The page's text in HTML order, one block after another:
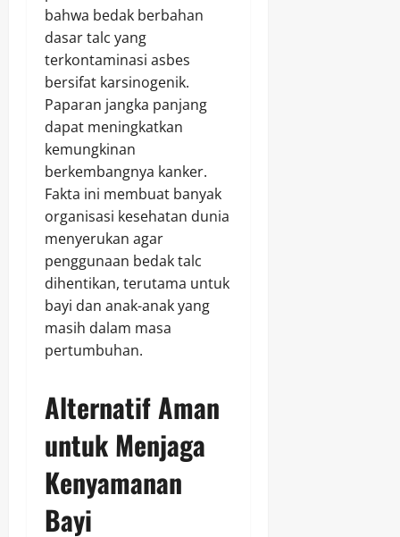
bahwa bedak berbahan
dasar talc yang
terkontaminasi asbes
bersifat karsinogenik.
Paparan jangka panjang
dapat meningkatkan
kemungkinan
berkembangnya kanker.
Fakta ini membuat banyak
organisasi kesehatan dunia
menyerukan agar
penggunaan bedak talc
dihentikan, terutama untuk
bayi dan anak-anak yang
masih dalam masa
pertumbuhan.
Alternatif Aman
untuk Menjaga
Kenyamanan
Bayi